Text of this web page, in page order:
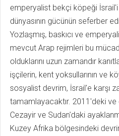
emperyalist bekçi köpeği
dünyasının gücünün seferber
Yozlaşmış, baskıcı ve
mevcut Arap rejimleri bu
olduklarını uzun zamandır
işçilerin, kent yoksullarının ve
sosyalist devrim, İsrail'e karşı
tamamlayacaktır. 2011'deki ve
Cezayir ve Sudan'daki
Kuzey Afrika bölgesindeki